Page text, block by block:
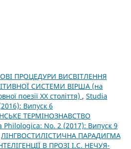
ПРОЦЕДУРИ ВИСВІТЛЕННЯ
СИСТЕМИ ВІРША (на
поезії XX століття) , Studia
Випуск 6
ТЕРМІНОЗНАВСТВО
Philologica: No. 2 (2017): Випуск 9
ЛІНГВОСТИЛІСТИЧНА ПАРАДИГМА
В ПРОЗІ І.С. НЕЧУЯ-